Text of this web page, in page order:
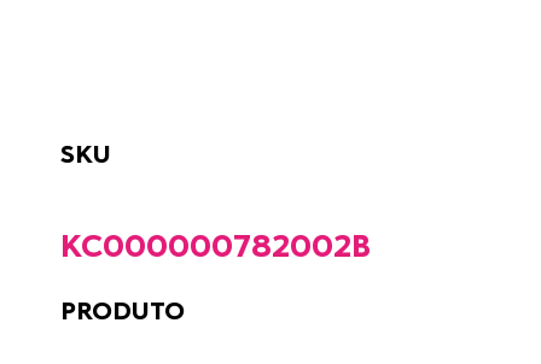
SKU
KC000000782002B
PRODUTO